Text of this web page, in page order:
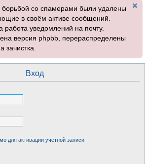
борьбой со спамерами были удалены
в своём активе сообщений.
работа уведомлений на почту.
версия phpbb, перераспределены
зачистка.
Вход
для активации учётной записи